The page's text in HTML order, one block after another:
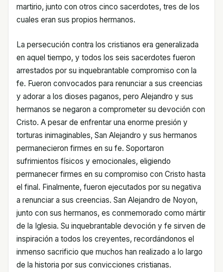
martirio, junto con otros cinco sacerdotes, tres de los
cuales eran sus propios hermanos.
La persecución contra los cristianos era generalizada
en aquel tiempo, y todos los seis sacerdotes fueron
arrestados por su inquebrantable compromiso con la
fe. Fueron convocados para renunciar a sus creencias
y adorar a los dioses paganos, pero Alejandro y sus
hermanos se negaron a comprometer su devoción con
Cristo. A pesar de enfrentar una enorme presión y
torturas inimaginables, San Alejandro y sus hermanos
permanecieron firmes en su fe. Soportaron
sufrimientos físicos y emocionales, eligiendo
permanecer firmes en su compromiso con Cristo hasta
el final. Finalmente, fueron ejecutados por su negativa
a renunciar a sus creencias. San Alejandro de Noyon,
junto con sus hermanos, es conmemorado como mártir
de la Iglesia. Su inquebrantable devoción y fe sirven de
inspiración a todos los creyentes, recordándonos el
inmenso sacrificio que muchos han realizado a lo largo
de la historia por sus convicciones cristianas.